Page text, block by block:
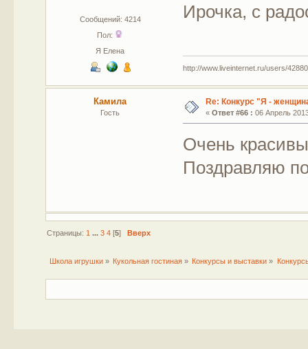
Сообщений: 4214
Пол:
Я Елена
Ирочка, с
http://www.liveinternet.ru/users/
Камила
Гость
Re: Конкурс "Я -
« Ответ #66 : 06 Апрель
Очень
Поздравляю
Страницы: 1 ... 3 4[5] Вверх
Школа игрушки» Кукольная гостиная » Конкурсы и выставки »